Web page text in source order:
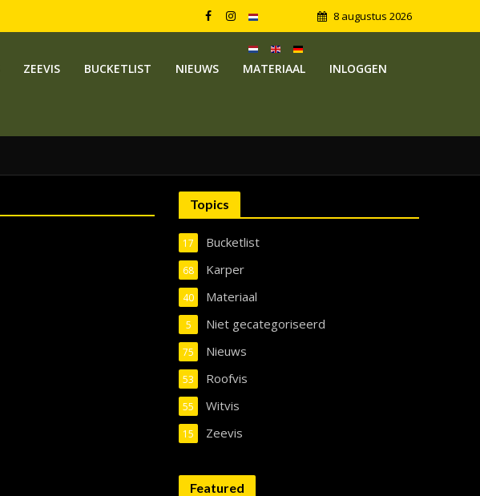
8 augustus 2026
ZEEVIS BUCKETLIST NIEUWS MATERIAAL
INLOGGEN
Topics
Bucketlist
17
Karper
68
Materiaal
40
Niet gecategoriseerd
5
Nieuws
75
Roofvis
53
Witvis
55
Zeevis
15
Featured